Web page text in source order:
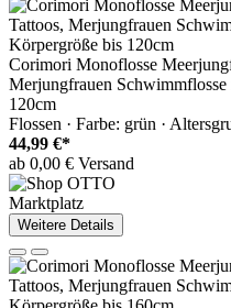
Corimori Monoflosse
Merjungfrauen
120cm
Flossen · Farbe: grün ·
44,99 €*
ab 0,00 € Versand
Marktplatz
Weitere Details